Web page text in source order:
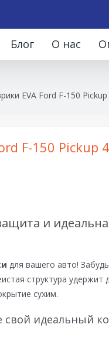
Блог О нас
EVA Ford F-150
F-150 Pickup
и
для вашего авто!
структура удержит
сухим.
свой идеальный